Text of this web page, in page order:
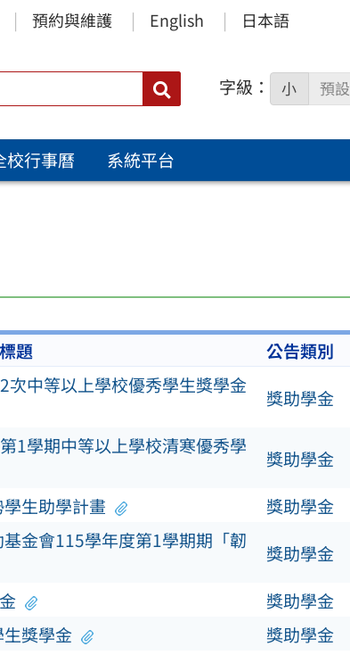
預約與維護 English 日本語
搜
尋：
字級： 小 預設
校行事曆
系統平台
標題 公告類別
中等以上學校優秀學生獎學金
獎助學金
1學期中等以上學校清寒優秀學
獎助學金
生助學計畫 獎助學金
金會115學年度第1學期期「韌
獎助學金
獎助學金
獎學金 獎助學金